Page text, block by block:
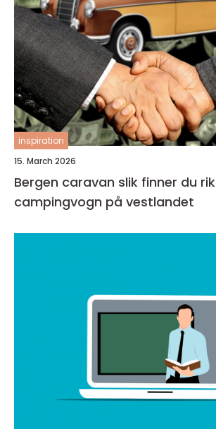
inspiration
15. March 2026
Bergen caravan slik finner du riktig bobil og
campingvogn på vestlandet